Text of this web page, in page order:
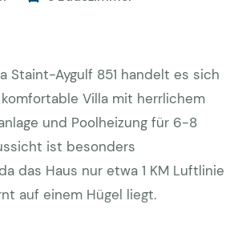
Staint-Aygulf 851 handelt es sich
Villa mit herrlichem
und Poolheizung für 6-8
ist besonders
das Haus nur etwa 1 KM Luftlinie
auf einem Hügel liegt.